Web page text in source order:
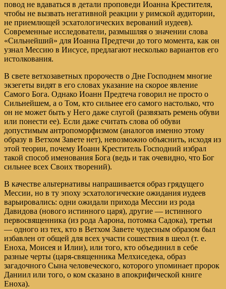
повод не вдаваться в детали проповеди Иоанна Крестителя,
чтобы не вызвать негативной реакции у римской аудитории,
не приемлющей эсхатологических верований иудеев).
Современные исследователи, размышляя о значении слова
«Сильнейший» для Иоанна Предтечи до того момента, как он
узнал Мессию в Иисусе, предлагают несколько вариантов его
истолкования.
В свете ветхозаветных пророчеств о Дне Господнем многие
экзегеты видят в его словах указание на скорое явление
Самого Бога. Однако Иоанн Предтеча говорил не просто о
Сильнейшем, а о Том, кто сильнее его самого настолько, что
он не может быть у Него даже слугой (развязать ремень обуви
или понести ее). Если даже считать слова об обуви
допустимым антропоморфизмом (аналогов именно этому
образу в Ветхом Завете нет), невозможно объяснить, исходя из
этой теории, почему Иоанн Креститель Господний избрал
такой способ именования Бога (ведь и так очевидно, что Бог
сильнее всех Своих творений).
В качестве альтернативы напрашивается образ грядущего
Мессии, но в ту эпоху эсхатологические ожидания иудеев
варьировались: одни ожидали прихода Мессии из рода
Давидова (нового истинного царя), другие — истинного
первосвященника (из рода Аарона, потомка Садока), третьи
— одного из тех, кто в Ветхом Завете чудесным образом был
избавлен от общей для всех участи сошествия в шеол (т. е.
Еноха, Моисея и Илии), или того, кто объединил в себе
разные черты (царя-священника Мелхиседека, образ
загадочного Сына человеческого, которого упоминает пророк
Даниил или того, о ком сказано в апокрифической книге
Еноха).